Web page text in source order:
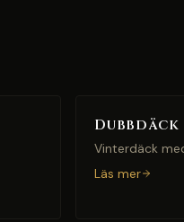
Dubbdäck
Vinterdäck
Läs mer